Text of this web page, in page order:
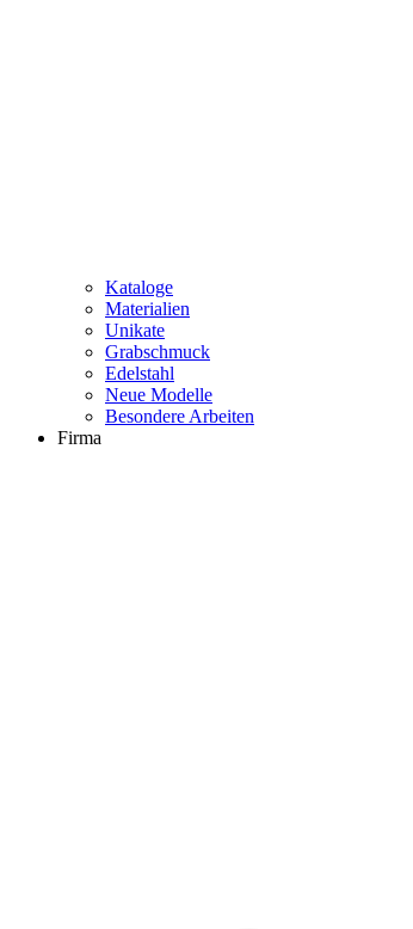
Kataloge
Materialien
Unikate
Grabschmuck
Edelstahl
Neue Modelle
Besondere Arbeiten
Firma